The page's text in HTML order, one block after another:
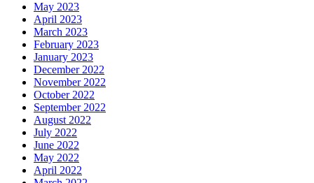
May 2023
April 2023
March 2023
February 2023
January 2023
December 2022
November 2022
October 2022
September 2022
August 2022
July 2022
June 2022
May 2022
April 2022